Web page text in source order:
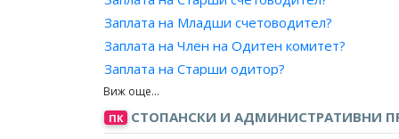
Заплата на Консултант, САП?
Заплата на Научен работник, компютърни
Заплата на Администратор, САП, бизнес
Заплата на Младши счетоводител?
Заплата на Член на Одитен комитет?
Заплата на Старши одитор?
Заплата на Дипломиран експерт
Заплата на Главен счетоводител?
ПК СТОПАНСКИ И АДМИНИСТРАТИВНИ